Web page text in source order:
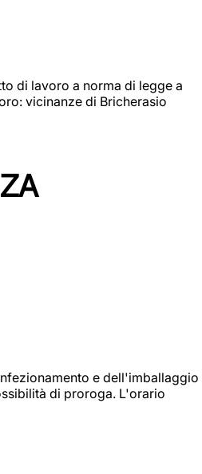
di lavoro a norma di legge a
vicinanze di Bricherasio
e dell'imballaggio
di proroga. L'orario